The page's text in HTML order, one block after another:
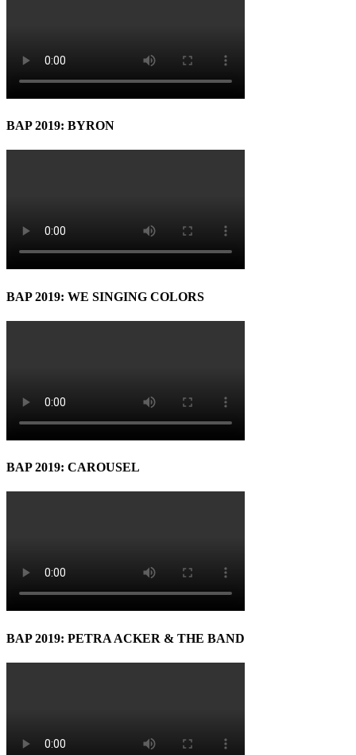
BAP 2019: BYRON
BAP 2019: WE SINGING COLORS
BAP 2019: CAROUSEL
BAP 2019: PETRA ACKER & THE BAND